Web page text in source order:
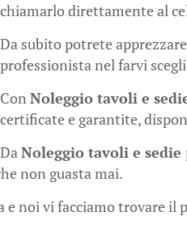
chiamarlo direttamente al
Da subito potrete
professionista nel farvi
ConNoleggio tavoli e
certificate e garantite,
DaNoleggio tavoli e sedie
non guasta mai.
e noi vi facciamo trovare il